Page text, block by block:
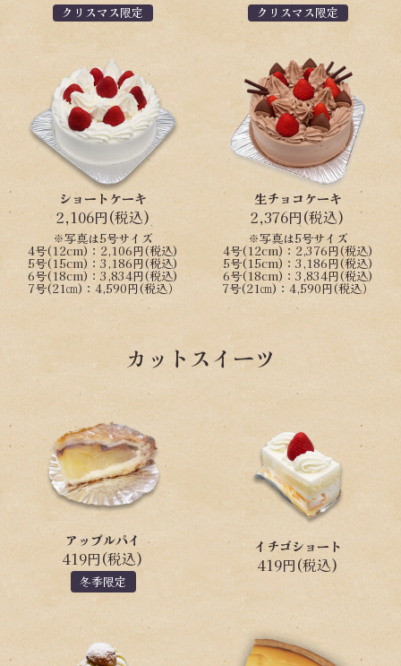
クリスマス限定
クリスマス限定
ショートケーキ
2,106円(税込)
※写真は5号サイズ
4号(12cm)：2,106円(税込)
5号(15cm)：3,186円(税込)
6号(18cm)：3,834円(税込)
7号(21㎝)：4,590円(税込）
生チョコケーキ
2,376円(税込)
※写真は5号サイズ
4号(12cm)：2,376円(税込)
5号(15cm)：3,186円(税込)
6号(18cm)：3,834円(税込)
7号(21㎝)：4,590円(税込）
カットスイーツ
アップルパイ
419円(税込)
冬季限定
イチゴショート
419円(税込)